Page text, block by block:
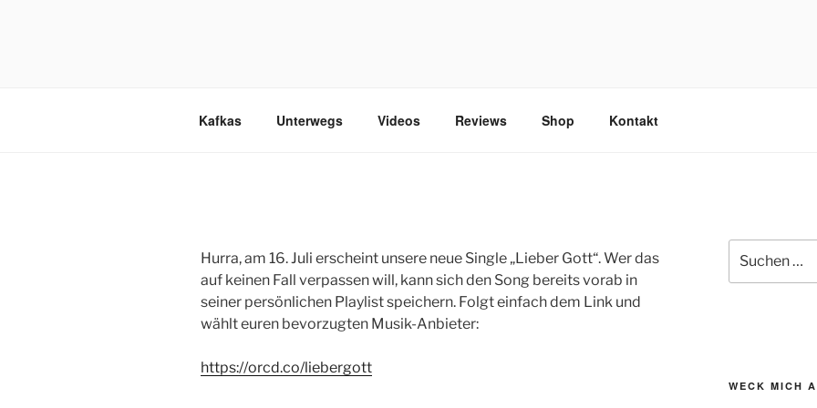
Kafkas Unterwegs Videos Reviews Shop Kontakt
Hurra, am 16. Juli erscheint unsere neue Single „Lieber Gott“. Wer das
auf keinen Fall verpassen will, kann sich den Song bereits vorab in
seiner persönlichen Playlist speichern. Folgt einfach dem Link und
wählt euren bevorzugten Musik-Anbieter:
https://orcd.co/liebergott
nach:
WECK MICH